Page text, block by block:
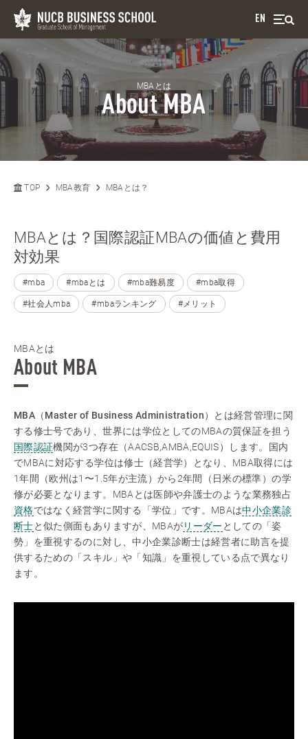
EN
MBAとは
About MBA
TOP MBA教育 MBAとは？
MBAとは？国際認証MBAの価値と費用
対効果
#mba #mbaとは #mba難易度 #mba取得
#社会人mba #mbaランキング #メリット
MBAとは
About MBA
MBA（Master of Business Administration）とは経営管理に関
する修士号であり、世界には学位としてのMBAの質保証を担う
国際認証機関が3つ存在（AACSB,AMBA,EQUIS）します。国内
でMBAに対応する学位は修士（経営学）となり、MBA取得には
1年間（欧州は1〜1.5年が主流）から2年間（日米の標準）の学
修が必要となります。MBAとは医師や弁護士のような業務独占
資格ではなく経営学に関する「学位」です。MBAは中小企業診
断士と似た側面もありますが、MBAがリーダー としての「姿
勢」を重視するのに対し、中小企業診断士は経営者に助言を提
供するための「スキル」や「知識」を重視している点で異なり
ます。